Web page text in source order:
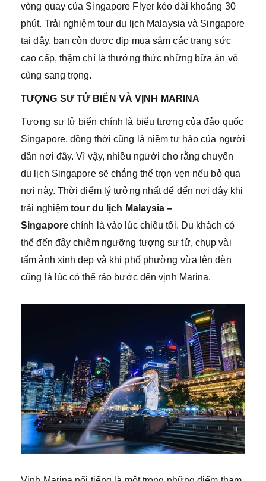
vòng quay của Singapore Flyer kéo dài khoảng 30
phút. Trải nghiệm tour du lịch Malaysia và Singapore
tại đây, bạn còn được dịp mua sắm các trang sức
cao cấp, thậm chí là thưởng thức những bữa ăn vô
cùng sang trọng.
TƯỢNG SƯ TỬ BIỂN VÀ VỊNH MARINA
Tượng sư tử biển chính là biểu tượng của đảo quốc
Singapore, đồng thời cũng là niềm tự hào của người
dân nơi đây. Vì vậy, nhiều người cho rằng chuyến
du lịch Singapore sẽ chẳng thể trọn vẹn nếu bỏ qua
nơi này. Thời điểm lý tưởng nhất để đến nơi đây khi
trải nghiệm tour du lịch Malaysia –
Singaporechính là vào lúc chiều tối. Du khách có
thể đến đây chiêm ngưỡng tượng sư tử, chụp vài
tấm ảnh xinh đẹp và khi phố phường vừa lên đèn
cũng là lúc có thể rảo bước đến vịnh Marina.